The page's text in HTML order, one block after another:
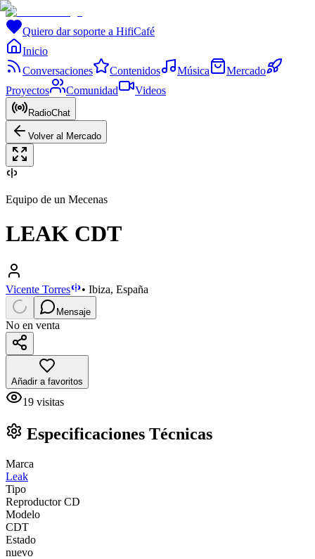
Quiero dar soporte a HifiCafé
Inicio
Conversaciones
Contenidos Música
Mercado
Proyectos
Comunidad Videos
RadioChat
Volver al Mercado
Equipo de un Mecenas
LEAK CDT
Vicente Torres • Ibiza, España
Mensaje
No en venta
Añadir a favoritos
19 visitas
Especificaciones Técnicas
Marca
Leak
Tipo
Reproductor CD
Modelo
CDT
Estado
nuevo